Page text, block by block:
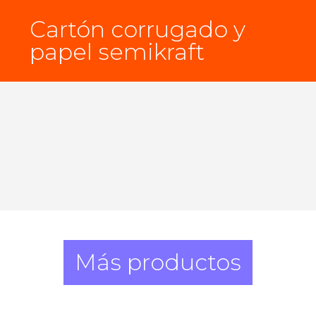
Cartón corrugado y
papel semikraft
Más productos